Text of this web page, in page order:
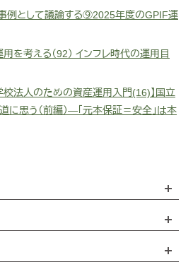
例として議論する⑨2025年度のGPIF運
を考える（92） インフレ時代の運用目
校法人のための資産運用入門(16)】国立
思う（前編）―「元本保証＝安全」は本